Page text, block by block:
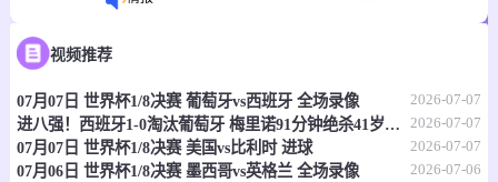
欧冠杯
维京古 0 - 0 吉奥里
情报
视频推荐
07月07日 世界杯1/8决赛 葡萄牙vs西班牙 全场录像 2026-07-07
进八强！西班牙1-0淘汰葡萄牙 梅里诺91分钟绝杀41岁C罗最后一舞 2026-07-07
07月07日 世界杯1/8决赛 美国vs比利时 进球 2026-07-07
07月06日 世界杯1/8决赛 墨西哥vs英格兰 全场录像 2026-07-06